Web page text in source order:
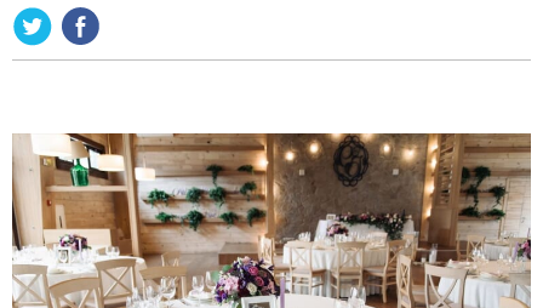
ショップ
AFFLUXについて
ゆびわ言葉®
クオリティ
AFFLUXダイヤモンド
サービス
お役立ち記事